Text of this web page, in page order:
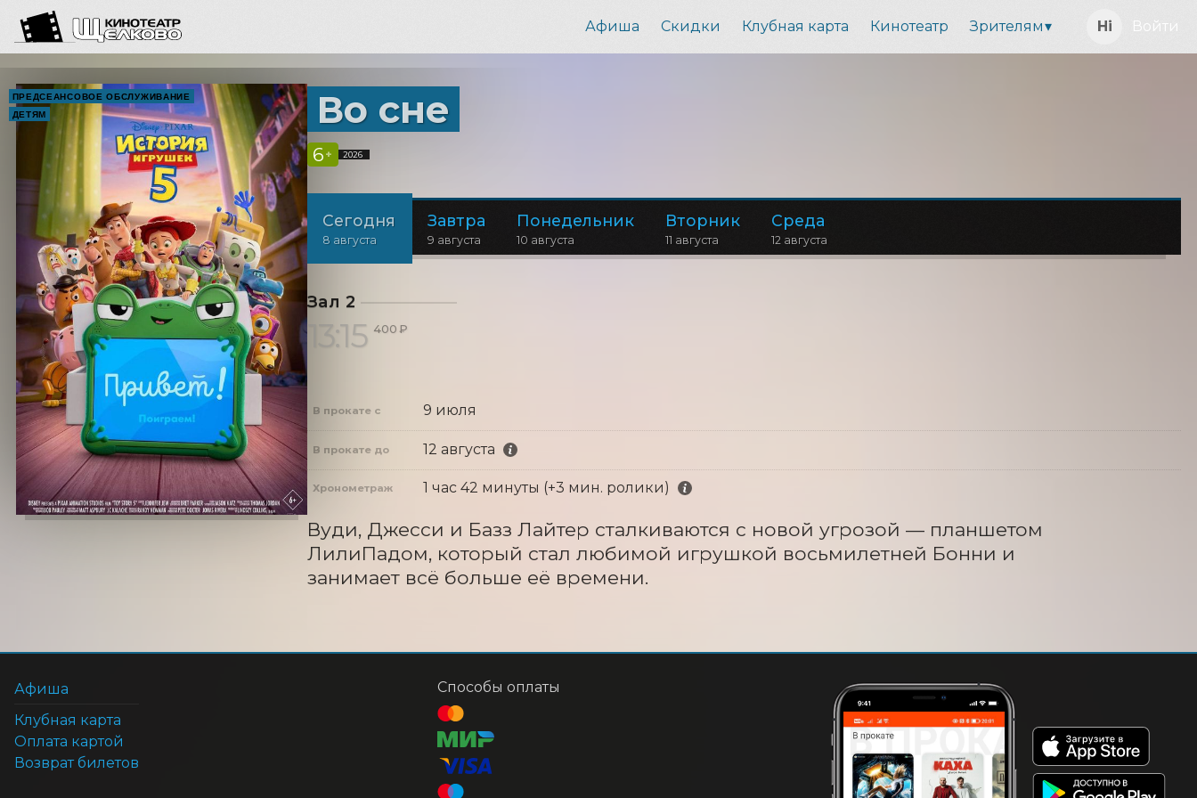
Афиша Скидки Клубная карта Кинотеатр Зрителям Войти
ПРЕДСЕАНСОВОЕ ОБСЛУЖИВАНИЕ
ДЕТЯМ
Во сне
6 + 2026
Сегодня
8 августа
Завтра
9 августа
Понедельник
10 августа
Вторник
11 августа
Среда
12 августа
Зал 2
13:15 400 ₽
В прокате с 9 июля
В прокате до 12 августа
Хронометраж 1 час 42 минуты (+3 мин. ролики)
Вуди, Джесси и Базз Лайтер сталкиваются с новой угрозой — планшетом
ЛилиПадом, который стал любимой игрушкой восьмилетней Бонни и
занимает всё больше её времени.
Афиша
Клубная карта
Оплата картой
Возврат билетов
Способы оплаты